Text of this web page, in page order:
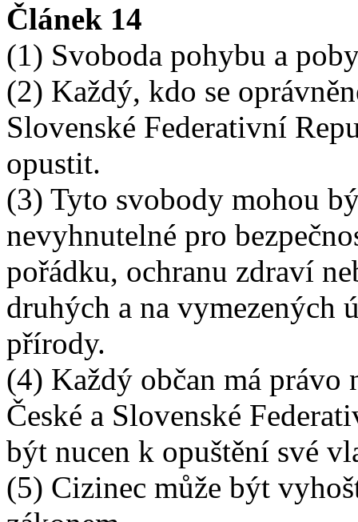
Článek 14
(1) Svoboda pohybu a
(2) Každý, kdo se
Slovenské Federativní
opustit.
(3) Tyto svobody mohou
nevyhnutelné pro
pořádku, ochranu zdraví
druhých a na vymezených
přírody.
(4) Každý občan má právo
České a Slovenské
být nucen k opuštění své
(5) Cizinec může být